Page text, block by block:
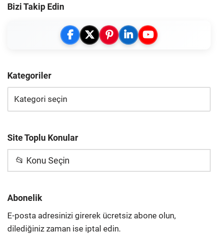
Bizi Takip Edin
Kategoriler
Site Toplu Konular
📂 Konu Seçin
Abonelik
E-posta adresinizi girerek ücretsiz abone olun,
dilediğiniz zaman ise iptal edin.